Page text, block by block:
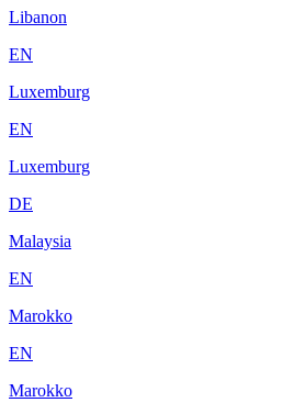
Libanon
EN
Luxemburg
EN
Luxemburg
DE
Malaysia
EN
Marokko
EN
Marokko